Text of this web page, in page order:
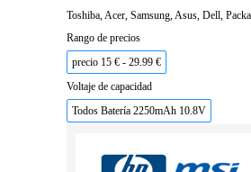
Toshiba, Acer, Samsung, Asus, Dell,
Rango de precios
precio 15 € - 29.99 €
Voltaje de capacidad
Todos Batería 2250mAh 10.8V